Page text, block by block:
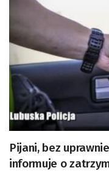
Pijani, bez
informuje o